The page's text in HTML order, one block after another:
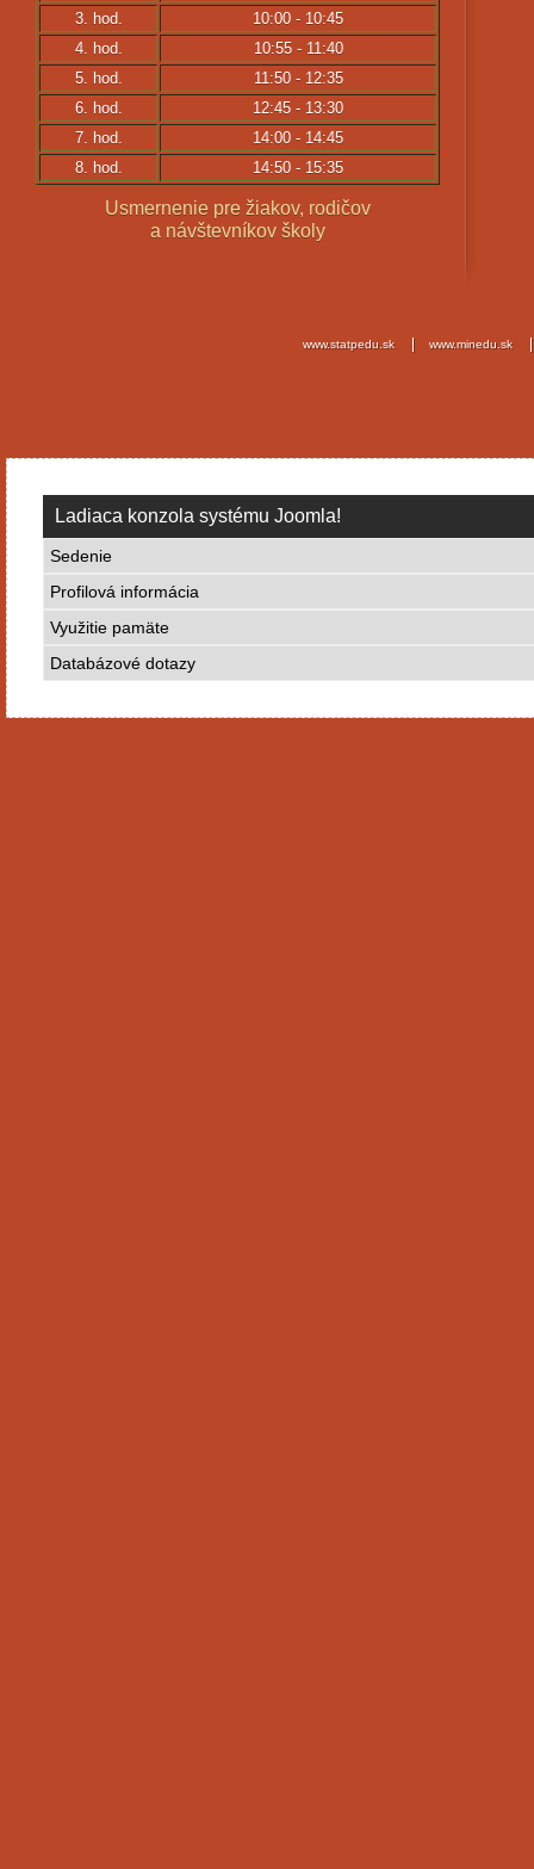
3. hod.
10:00 - 10:45
4. hod.
10:55 - 11:40
5. hod.
11:50 - 12:35
6. hod.
12:45 - 13:30
7. hod.
14:00 - 14:45
8. hod.
14:50 - 15:35
Usmernenie pre žiakov, rodičov
a návštevníkov školy
www.statpedu.sk www.minedu.sk
Ladiaca konzola systému Joomla!
Sedenie
Profilová informácia
Využitie pamäte
Databázové dotazy